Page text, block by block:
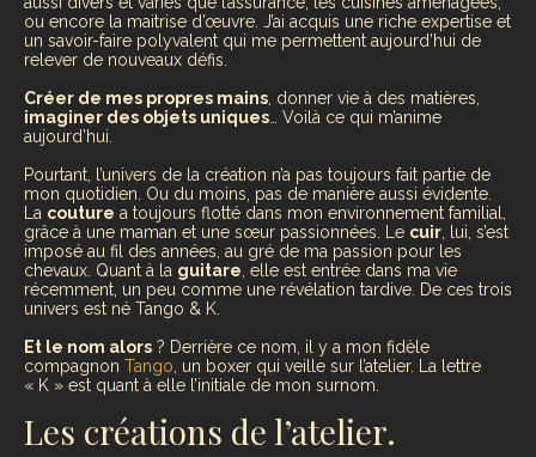
ou encore la maitrise d’œuvre. J’ai acquis une riche expertise et
un savoir-faire polyvalent qui me permettent aujourd’hui de
relever de nouveaux défis.
Créer de mes propres mains , donner vie à des matières,
imaginer des objets uniques … Voilà ce qui m’anime
aujourd’hui.
Pourtant, l’univers de la création n’a pas toujours fait partie de
mon quotidien. Ou du moins, pas de manière aussi évidente.
La couture a toujours flotté dans mon environnement familial,
grâce à une maman et une sœur passionnées. Le cuir , lui, s’est
imposé au fil des années, au gré de ma passion pour les
chevaux. Quant à la guitare , elle est entrée dans ma vie
récemment, un peu comme une révélation tardive. De ces trois
univers est né Tango & K.
Et le nom alors ? Derrière ce nom, il y a mon fidèle
compagnon Tango , un boxer qui veille sur l’atelier. La lettre
« K » est quant à elle l’initiale de mon surnom.
Les créations de l’atelier.